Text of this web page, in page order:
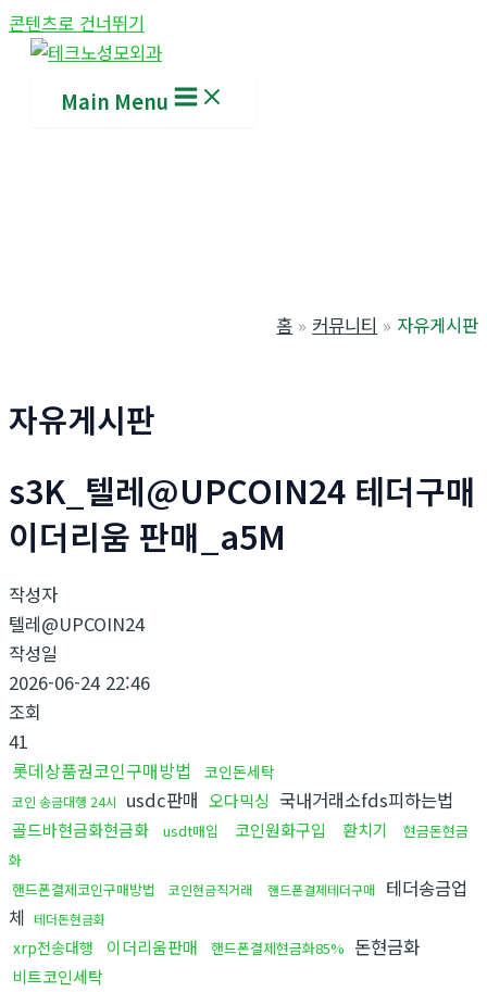
콘텐츠로 건너뛰기
Main Menu
홈 커뮤니티 자유게시판
자유게시판
s3K_텔레@UPCOIN24 테더구매
이더리움 판매_a5M
작성자
텔레@UPCOIN24
작성일
2026-06-24 22:46
조회
41
롯데상품권코인구매방법
코인돈세탁
코인 송금대행 24시 usdc판매 오다믹싱 국내거래소fds피하는법
골드바현금화현금화 usdt매입 코인원화구입 환치기
현금돈현금
화
핸드폰결제코인구매방법
코인현금직거래 핸드폰결제테더구매
테더송금업
체 테더돈현금화
xrp전송대행 이더리움판매 핸드폰결제현금화85% 돈현금화
비트코인세탁